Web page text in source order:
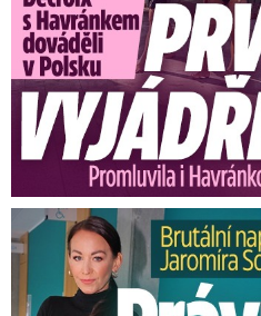
Brutální napadení Soukupa.